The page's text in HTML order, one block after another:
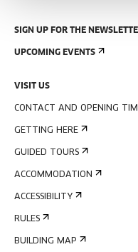
SIGN UP FOR THE
UPCOMING EVENTS
VISIT US
CONTACT AND OPENING
GETTING HERE
GUIDED TOURS
ACCOMMODATION
ACCESSIBILITY
RULES
BUILDING MAP